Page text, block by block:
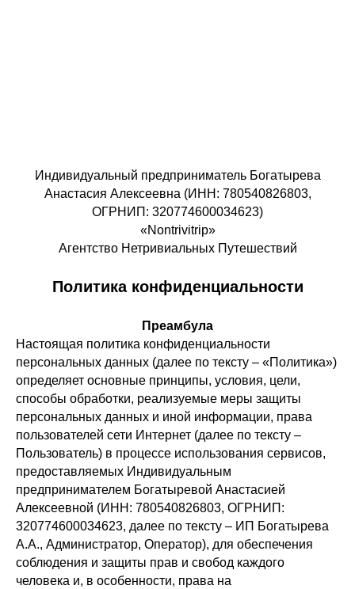
Индивидуальный предприниматель Богатырева
Анастасия Алексеевна (ИНН: 780540826803,
ОГРНИП: 320774600034623)
«Nontrivitrip»
Агентство Нетривиальных Путешествий
Политика конфиденциальности
Преамбула
Настоящая политика конфиденциальности
персональных данных (далее по тексту – «Политика»)
определяет основные принципы, условия, цели,
способы обработки, реализуемые меры защиты
персональных данных и иной информации, права
пользователей сети Интернет (далее по тексту –
Пользователь) в процессе использования сервисов,
предоставляемых Индивидуальным
предпринимателем Богатыревой Анастасией
Алексеевной (ИНН: 780540826803, ОГРНИП:
320774600034623, далее по тексту – ИП Богатырева
А.А., Администратор, Оператор), для обеспечения
соблюдения и защиты прав и свобод каждого
человека и, в особенности, права на